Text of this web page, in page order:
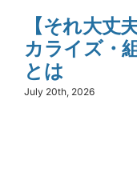
【それ大丈
カライズ・
とは
July 20th, 2026